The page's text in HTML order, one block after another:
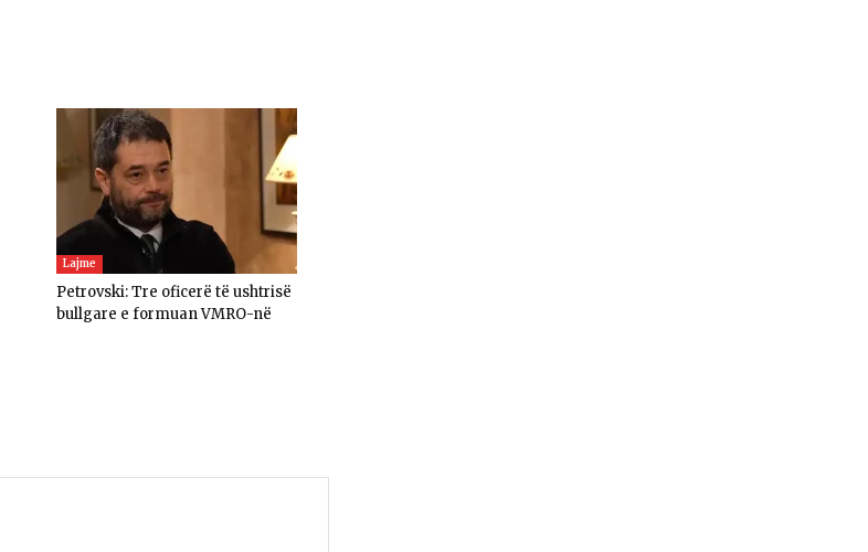
Lajme
Petrovski: Tre oficerë të ushtrisë
bullgare e formuan VMRO-në